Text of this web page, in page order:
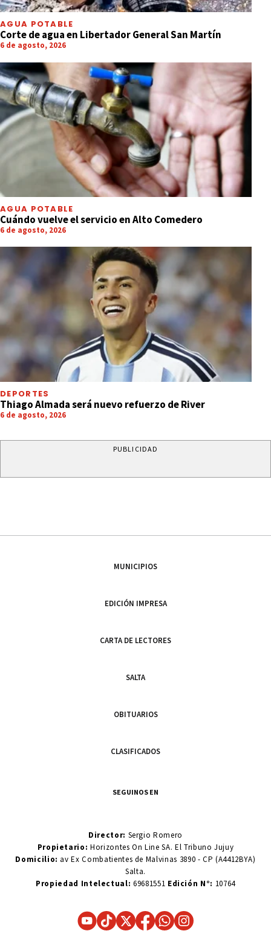
AGUA POTABLE
Corte de agua en Libertador General San Martín
6 de agosto, 2026
AGUA POTABLE
Cuándo vuelve el servicio en Alto Comedero
6 de agosto, 2026
DEPORTES
Thiago Almada será nuevo refuerzo de River
6 de agosto, 2026
PUBLICIDAD
MUNICIPIOS
EDICIÓN IMPRESA
CARTA DE LECTORES
SALTA
OBITUARIOS
CLASIFICADOS
SEGUINOS EN
Director: Sergio Romero
Propietario:Horizontes On Line SA. El Tribuno Jujuy
Domicilio: av Ex Combatientes de Malvinas 3890 - CP (A4412BYA)
Salta.
Propiedad Intelectual: 69681551 Edición N°: 10764